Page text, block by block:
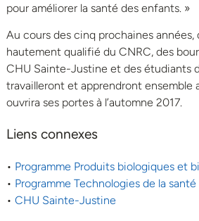
pour améliorer la santé des enfants. »
Au cours des cinq prochaines années,
hautement qualifié du CNRC, des
CHU Sainte-Justine et des étudiants
travailleront et apprendront ensemble
ouvrira ses portes à l’automne 2017.
Liens connexes
• Programme Produits biologiques et
• Programme Technologies de la santé
• CHU Sainte-Justine